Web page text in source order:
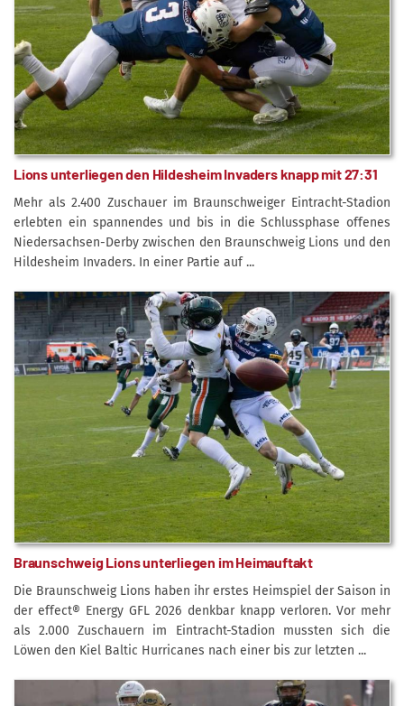
Lions unterliegen den Hildesheim Invaders knapp mit 27:31
Mehr als 2.400 Zuschauer im Braunschweiger Eintracht-Stadion
erlebten ein spannendes und bis in die Schlussphase offenes
Niedersachsen-Derby zwischen den Braunschweig Lions und den
Hildesheim Invaders. In einer Partie auf ...
Braunschweig Lions unterliegen im Heimauftakt
Die Braunschweig Lions haben ihr erstes Heimspiel der Saison in
der effect® Energy GFL 2026 denkbar knapp verloren. Vor mehr
als 2.000 Zuschauern im Eintracht-Stadion mussten sich die
Löwen den Kiel Baltic Hurricanes nach einer bis zur letzten ...